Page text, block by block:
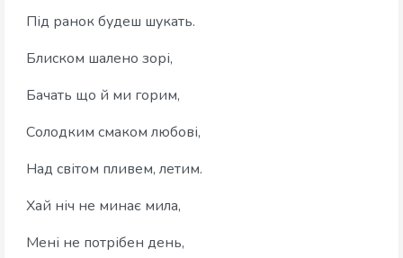
Під ранок будеш шукать.
Блиском шалено зорі,
Бачать що й ми горим,
Солодким смаком любові,
Над світом пливем, летим.
Хай ніч не минає мила,
Мені не потрібен день,